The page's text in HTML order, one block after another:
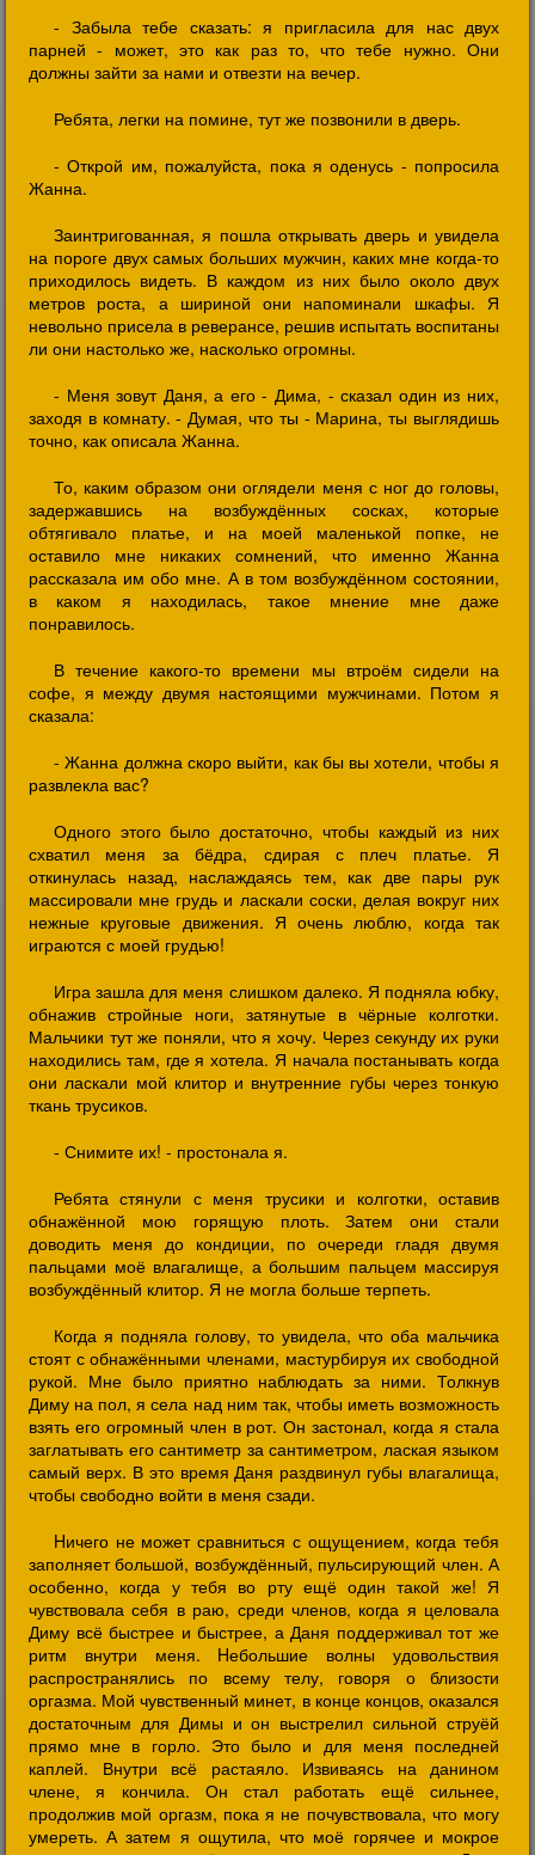
- Забыла тебе сказать: я пригласила для нас двух
парней - может, это как раз то, что тебе нужно. Они
должны зайти за нами и отвезти на вечер.
Ребята, легки на помине, тут же позвонили в дверь.
- Открой им, пожалуйста, пока я оденусь - попросила
Жанна.
Заинтригованная, я пошла открывать дверь и увидела
на пороге двух самых больших мужчин, каких мне когда-то
приходилось видеть. В каждом из них было около двух
метров роста, а шириной они напоминали шкафы. Я
невольно присела в реверансе, решив испытать воспитаны
ли они настолько же, насколько огромны.
- Меня зовут Даня, а его - Дима, - сказал один из них,
заходя в комнату. - Думая, что ты - Марина, ты выглядишь
точно, как описала Жанна.
То, каким образом они оглядели меня с ног до головы,
задержавшись на возбуждённых сосках, которые
обтягивало платье, и на моей маленькой попке, не
оставило мне никаких сомнений, что именно Жанна
рассказала им обо мне. А в том возбуждённом состоянии,
в каком я находилась, такое мнение мне даже
понравилось.
В течение какого-то времени мы втроём сидели на
софе, я между двумя настоящими мужчинами. Потом я
сказала:
- Жанна должна скоро выйти, как бы вы хотели, чтобы я
развлекла вас?
Одного этого было достаточно, чтобы каждый из них
схватил меня за бёдра, сдирая с плеч платье. Я
откинулась назад, наслаждаясь тем, как две пары рук
массировали мне грудь и ласкали соски, делая вокруг них
нежные круговые движения. Я очень люблю, когда так
играются с моей грудью!
Игра зашла для меня слишком далеко. Я подняла юбку,
обнажив стройные ноги, затянутые в чёрные колготки.
Мальчики тут же поняли, что я хочу. Через секунду их руки
находились там, где я хотела. Я начала постанывать когда
они ласкали мой клитор и внутренние губы через тонкую
ткань трусиков.
- Снимите их! - простонала я.
Ребята стянули с меня трусики и колготки, оставив
обнажённой мою горящую плоть. Затем они стали
доводить меня до кондиции, по очереди гладя двумя
пальцами моё влагалище, а большим пальцем массируя
возбуждённый клитор. Я не могла больше терпеть.
Когда я подняла голову, то увидела, что оба мальчика
стоят с обнажёнными членами, мастурбируя их свободной
рукой. Мне было приятно наблюдать за ними. Толкнув
Диму на пол, я села над ним так, чтобы иметь возможность
взять его огромный член в рот. Он застонал, когда я стала
заглатывать его сантиметр за сантиметром, лаская языком
самый верх. В это время Даня раздвинул губы влагалища,
чтобы свободно войти в меня сзади.
Hичего не может сравниться с ощущением, когда тебя
заполняет большой, возбуждённый, пульсирующий член. А
особенно, когда у тебя во рту ещё один такой же! Я
чувствовала себя в раю, среди членов, когда я целовала
Диму всё быстрее и быстрее, а Даня поддерживал тот же
ритм внутри меня. Hебольшие волны удовольствия
распространялись по всему телу, говоря о близости
оргазма. Мой чувственный минет, в конце концов, оказался
достаточным для Димы и он выстрелил сильной струёй
прямо мне в горло. Это было и для меня последней
каплей. Внутри всё растаяло. Извиваясь на данином
члене, я кончила. Он стал работать ещё сильнее,
продолжив мой оргазм, пока я не почувствовала, что могу
умереть. А затем я ощутила, что моё горячее и мокрое